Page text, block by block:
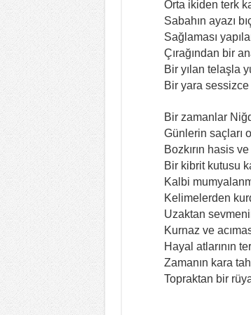
Orta ikiden terk
Sabahın ayazı
Sağlaması
Çırağından bir
Bir yılan telaşla
Bir yara sessizce
Bir zamanlar
Günlerin saçları
Bozkırın hasis
Bir kibrit kutusu
Kalbi
Kelimelerden
Uzaktan
Kurnaz ve
Hayal atlarının
Zamanın kara
Topraktan bir